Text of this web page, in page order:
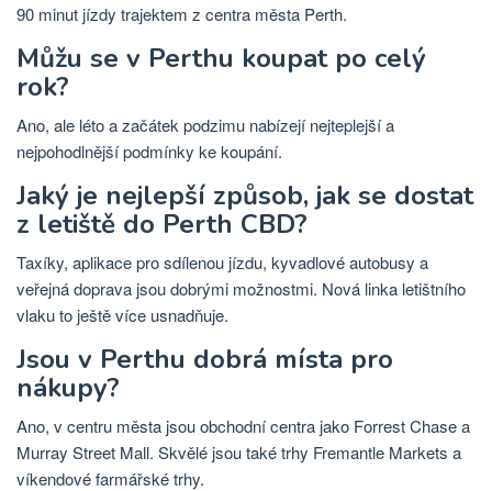
90 minut jízdy trajektem z centra města Perth.
Můžu se v Perthu koupat po celý
rok?
Ano, ale léto a začátek podzimu nabízejí nejteplejší a
nejpohodlnější podmínky ke koupání.
Jaký je nejlepší způsob, jak se dostat
z letiště do Perth CBD?
Taxíky, aplikace pro sdílenou jízdu, kyvadlové autobusy a
veřejná doprava jsou dobrými možnostmi. Nová linka letištního
vlaku to ještě více usnadňuje.
Jsou v Perthu dobrá místa pro
nákupy?
Ano, v centru města jsou obchodní centra jako Forrest Chase a
Murray Street Mall. Skvělé jsou také trhy Fremantle Markets a
víkendové farmářské trhy.